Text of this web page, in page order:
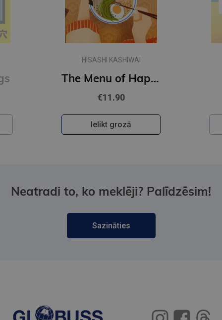
HISASHI KASHIWAI
The Menu of Happiness
€11.90
Ielikt grozā
Neatradi to, ko meklēji? Palīdzēsim!
Sazināties